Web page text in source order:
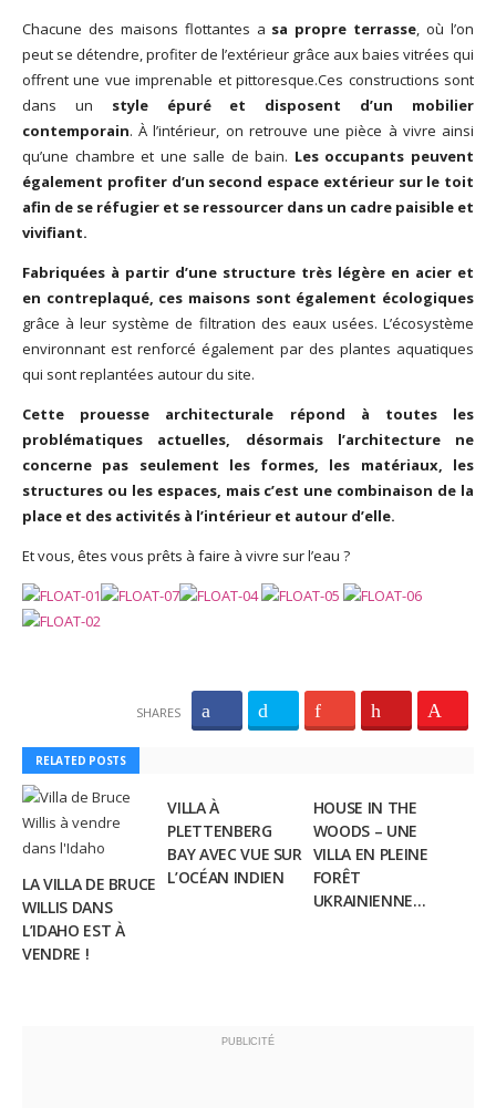
Chacune des maisons flottantes a sa propre terrasse, où l’on
peut se détendre, profiter de l’extérieur grâce aux baies vitrées qui
offrent une vue imprenable etpittoresque.Ces constructions sont
dans un style épuré et disposent d’un mobilier
contemporain. À l’intérieur, on retrouve une pièce à vivre ainsi
qu’une chambre et une salle de bain. Les occupants peuvent
également profiter d’un second espace extérieur sur le toit
afin de se réfugier et se ressourcer dans un cadre paisible et
vivifiant.
Fabriquées à partir d’une structure très légère en acier et
en contreplaqué, ces maisons sont également écologiques
grâce à leur système de filtration des eaux usées. L’écosystème
environnant est renforcé également par des plantes aquatiques
qui sont replantées autour du site.
Cette prouesse architecturale répond à toutes les
problématiques actuelles, désormais l’architecture ne
concerne pas seulement les formes, les matériaux, les
structures ou les espaces, mais c’est une combinaison de la
place et des activités à l’intérieur et autour d’elle.
Et vous, êtes vous prêts à faire à vivre sur l’eau ?
SHARES
RELATED POSTS
LA VILLA DE BRUCE
WILLIS DANS
L’IDAHO EST À
VENDRE !
VILLA À
PLETTENBERG
BAY AVEC VUE SUR
L’OCÉAN INDIEN
HOUSE IN THE
WOODS – UNE
VILLA EN PLEINE
FORÊT
UKRAINIENNE…
PUBLICITÉ